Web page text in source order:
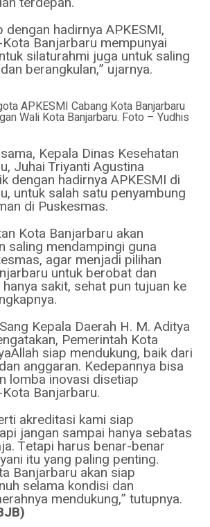
dengan hadirnya APKESMI,
Banjarbaru mempunyai
silaturahmi juga untuk saling
berangkulan,” ujarnya.
APKESMI Cabang Kota Banjarbaru
Wali Kota Banjarbaru. Foto – Yudhis
Kepala Dinas Kesehatan
Juhai Triyanti Agustina
dengan hadirnya APKESMI di
untuk salah satu penyambung
di Puskesmas.
Kota Banjarbaru akan
saling mendampingi guna
agar menjadi pilihan
untuk berobat dan
sakit, sehat pun tujuan ke
Kepala Daerah H. M. Aditya
Pemerintah Kota
siap mendukung, baik dari
anggaran. Kedepannya bisa
lomba inovasi disetiap
Banjarbaru.
akreditasi kami siap
jangan sampai hanya sebatas
Tetapi harus benar-benar
itu yang paling penting.
Banjarbaru akan siap
selama kondisi dan
mendukung,” tutupnya.